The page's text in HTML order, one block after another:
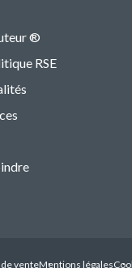
®
RSE
venteMentions légales